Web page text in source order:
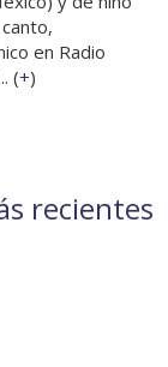
en Radio
(+)
recientes